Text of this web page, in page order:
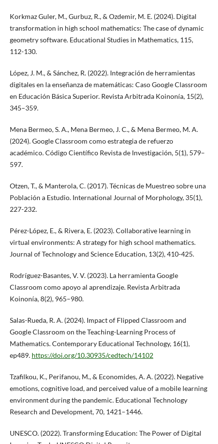
Korkmaz Guler, M., Gurbuz, R., & Ozdemir, M. E. (2024). Digital
transformation in high school mathematics: The case of dynamic
geometry software. Educational Studies in Mathematics, 115,
112-130.
López, J. M., & Sánchez, R. (2022). Integración de herramientas
digitales en la enseñanza de matemáticas: Caso Google Classroom
en Educación Básica Superior. Revista Arbitrada Koinonía, 15(2),
345–359.
Mena Bermeo, S. A., Mena Bermeo, J. C., & Mena Bermeo, M. A.
(2024). Google Classroom como estrategia de refuerzo
académico. Código Científico Revista de Investigación, 5(1), 579–
597.
Otzen, T., & Manterola, C. (2017). Técnicas de Muestreo sobre una
Población a Estudio. International Journal of Morphology, 35(1),
227-232.
Pérez-López, E., & Rivera, E. (2023). Collaborative learning in
virtual environments: A strategy for high school mathematics.
Journal of Technology and Science Education, 13(2), 410-425.
Rodríguez-Basantes, V. V. (2023). La herramienta Google
Classroom como apoyo al aprendizaje. Revista Arbitrada
Koinonía, 8(2), 965–980.
Salas-Rueda, R. A. (2024). Impact of Flipped Classroom and
Google Classroom on the Teaching-Learning Process of
Mathematics. Contemporary Educational Technology, 16(1),
ep489. https://doi.org/10.30935/cedtech/14102
Tzafilkou, K., Perifanou, M., & Economides, A. A. (2022). Negative
emotions, cognitive load, and perceived value of a mobile learning
environment during the pandemic. Educational Technology
Research and Development, 70, 1421–1446.
UNESCO. (2022). Transforming Education: The Power of Digital